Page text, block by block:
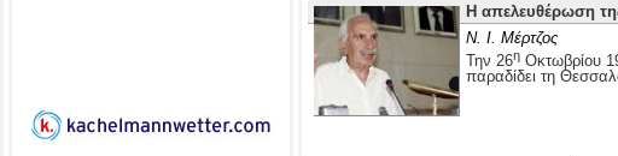
Η απελευθέρωση
Ν. Ι. Μέρτζος
Την 26η Οκτωβρίου
παραδίδει τη